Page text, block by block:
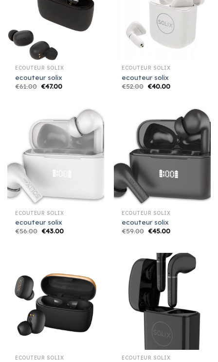
ECOUTEUR SOLIX
ecouteur solix
€61.00 €47.00
ECOUTEUR SOLIX
ecouteur solix
€52.00 €40.00
ECOUTEUR SOLIX
ecouteur solix
€56.00 €43.00
ECOUTEUR SOLIX
ecouteur solix
€59.00 €45.00
ECOUTEUR SOLIX ECOUTEUR SOLIX